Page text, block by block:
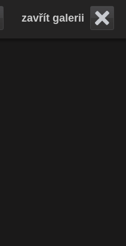
zavřít galerii